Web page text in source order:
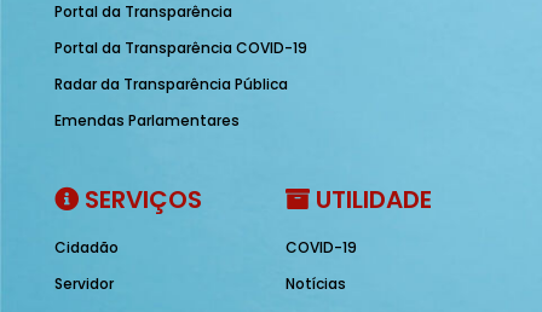
Portal da Transparência
Portal da Transparência COVID-19
Radar da Transparência Pública
Emendas Parlamentares
SERVIÇOS
Cidadão
Servidor
UTILIDADE
COVID-19
Notícias